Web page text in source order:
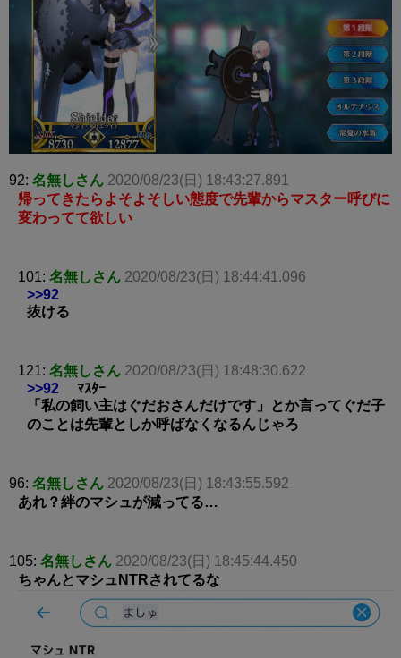
92: 名無しさん 2020/08/23(日) 18:43:27.891
帰ってきたらよそよそしい態度で先輩からマスター呼びに
変わってて欲しい
101: 名無しさん 2020/08/23(日) 18:44:41.096
>>92
抜ける
121: 名無しさん 2020/08/23(日) 18:48:30.622
>>92 ﾏｽﾀｰ
「私の飼い主はぐだおさんだけです」とか言ってぐだ子
のことは先輩としか呼ばなくなるんじゃろ
96: 名無しさん 2020/08/23(日) 18:43:55.592
あれ？絆のマシュが減ってる…
105: 名無しさん 2020/08/23(日) 18:45:44.450
ちゃんとマシュNTRされてるな